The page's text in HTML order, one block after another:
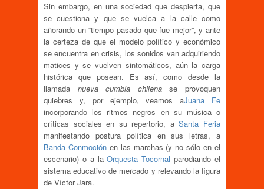
Sin embargo, en una sociedad que despierta, que
se cuestiona y que se vuelca a la calle como
añorando un “tiempo pasado que fue mejor”, y ante
la certeza de que el modelo político y económico
se encuentra en crisis, los sonidos van adquiriendo
matices y se vuelven sintomáticos, aún la carga
histórica que posean. Es así, como desde la
llamada nueva cumbia chilenase provoquen
quiebres y, por ejemplo, veamos aJuana Fe
incorporando los ritmos negros en su música o
críticas sociales en su repertorio, aSanta Feria
manifestando postura política en sus letras, a
Banda Conmociónen las marchas (y no sólo en el
escenario) o a laOrquesta Tocornal parodiando el
sistema educativo de mercado y relevando la figura
de Víctor Jara.